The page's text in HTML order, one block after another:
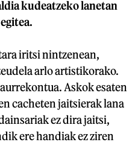
kudeatzeko lanetan
iritsi nintzenean,
arlo artistikorako.
Askok esaten
cacheten jaitsierak lana
ez dira jaitsi,
ere handiak ez ziren